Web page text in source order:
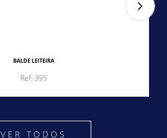
BALDE LEITEIRA
Ref: 395
VER TODOS